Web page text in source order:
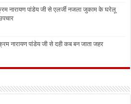
नारायण पांडेय जी से एलर्जी नजला जुकाम के घरेलू
नारायण पांडेय जी से दही कब बन जाता जहर